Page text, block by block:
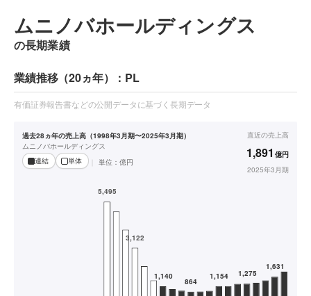
ムニノバホールディングス
の長期業績
業績推移（20ヵ年）：PL
有価証券報告書などの公開データに基づく長期データ
過去28ヵ年の売上高（1998年3月期〜2025年3月期）
ムニノバホールディングス
連結
単体 単位： 億円
直近の売上高
1,891 億円
2025年3月期